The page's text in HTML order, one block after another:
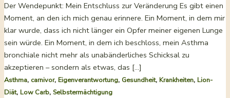
Der Wendepunkt: Mein Entschluss zur Veränderung Es gibt einen
Moment, an den ich mich genau erinnere. Ein Moment, in dem mir
klar wurde, dass ich nicht länger ein Opfer meiner eigenen Lunge
sein würde. Ein Moment, in dem ich beschloss, mein Asthma
bronchiale nicht mehr als unabänderliches Schicksal zu
akzeptieren – sondern als etwas, das […]
Asthma, carnivor, Eigenverantwortung, Gesundheit, Krankheiten, Lion-
Diät, Low Carb, Selbstermächtigung